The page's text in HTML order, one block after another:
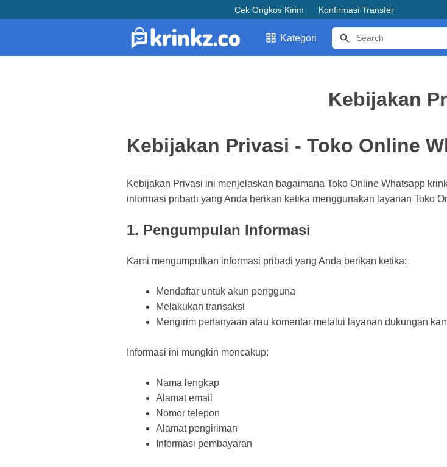
Cek Ongkos Kirim Konfirmasi Transfer
Kategori
Kebijakan
Kebijakan Privasi - Toko Online
Kebijakan Privasi ini menjelaskan bagaimana Toko Online Whatsapp
informasi pribadi yang Anda berikan ketika menggunakan layanan Toko
1. Pengumpulan Informasi
Kami mengumpulkan informasi pribadi yang Anda berikan ketika:
Mendaftar untuk akun pengguna
Melakukan transaksi
Mengirim pertanyaan atau komentar melalui layanan dukungan
Informasi ini mungkin mencakup:
Nama lengkap
Alamat email
Nomor telepon
Alamat pengiriman
Informasi pembayaran